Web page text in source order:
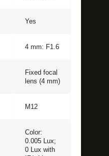
Yes
4 mm: F1.6
Fixed focal
lens (4 mm)
M12
Color:
0.005 Lux;
0 Lux with